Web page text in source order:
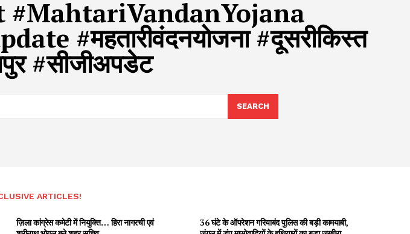
#MahtariVandanYojana
#महतारीवंदनयोजना #दूसरीकिस्त
#सीजीअपडेट
SEARCH
ARTICLES!
ज़िला कांग्रेस कमेटी में नियुक्ति… हिरा नागरची एवं
36 घंटे के ऑपरेशन गरियाबंद पुलिस की बड़ी कामयाबी,